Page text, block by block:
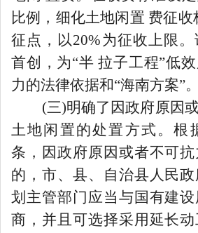
比例，细化土地闲置 费征收
征点，以20%为征收上限
首创，为“半 拉子工程”低
力的法律依据和“海南方案”。
(三)明确了因政府原因
土地闲置的处置方式。根
条，因政府原因或者不可
的，市、县、自治县人民
划主管部门应当与国有建
商，并且可选择采用延长